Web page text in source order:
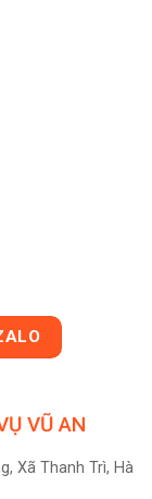
VŨ AN
Xã Thanh Trì, Hà